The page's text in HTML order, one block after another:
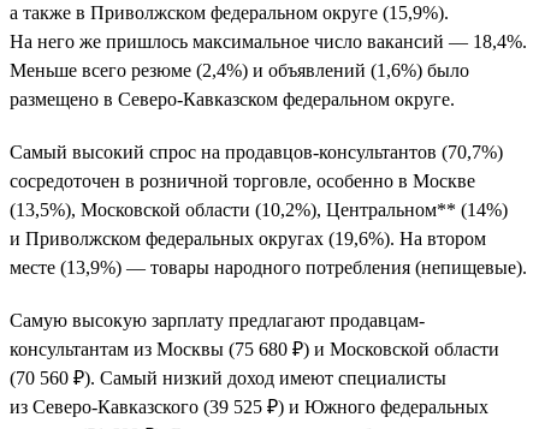
а также в Приволжском федеральном округе (15,9%).
На него же пришлось максимальное число вакансий — 18,4%.
Меньше всего резюме (2,4%) и объявлений (1,6%) было
размещено в Северо-Кавказском федеральном округе.
Самый высокий спрос на продавцов-консультантов (70,7%)
сосредоточен в розничной торговле, особенно в Москве
(13,5%), Московской области (10,2%), Центральном** (14%)
и Приволжском федеральных округах (19,6%). На втором
месте (13,9%) — товары народного потребления (непищевые).
Самую высокую зарплату предлагают продавцам-
консультантам из Москвы (75 680 ₽) и Московской области
(70 560 ₽). Самый низкий доход имеют специалисты
из Северо-Кавказского (39 525 ₽) и Южного федеральных